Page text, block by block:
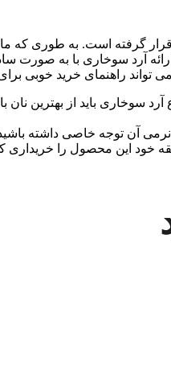
گرفته است. به طوری که
آرد سوخاری با به صورت
تواند راهنمای خرید خوبی
سوخاری باید از بهترین نان
نرمی آن توجه خاصی داشته
خود این محصول را خریداری